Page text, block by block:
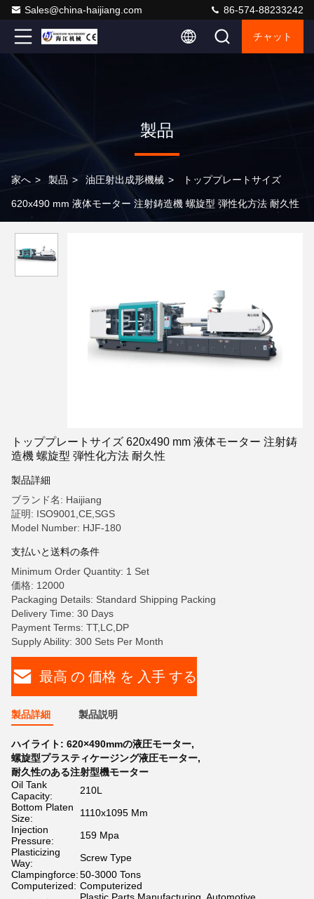
Sales@china-haijiang.com 86-574-88233242
チャット
製品
家へ > 製品 > 油圧射出成形機械 > トッププレートサイズ
620x490 mm 液体モーター 注射鋳造機 螺旋型 弾性化方法 耐久性
トッププレートサイズ 620x490 mm 液体モーター 注射鋳
造機 螺旋型 弾性化方法 耐久性
製品詳細
ブランド名: Haijiang
証明: ISO9001,CE,SGS
Model Number: HJF-180
支払いと送料の条件
Minimum Order Quantity: 1 Set
価格: 12000
Packaging Details: Standard Shipping Packing
Delivery Time: 30 Days
Payment Terms: TT,LC,DP
Supply Ability: 300 Sets Per Month
最高 の 価格 を 入手 する
製品詳細 製品説明
ハイライト: 620×490mmの液圧モーター,
螺旋型プラスティケージング液圧モーター,
耐久性のある注射型機モーター
Oil Tank
Capacity:
210L
Bottom Platen
Size:
1110x1095 Mm
Injection
Pressure:
159 Mpa
Plasticizing
Way:
Screw Type
Clampingforce:50-3000 Tons
Computerized: Computerized